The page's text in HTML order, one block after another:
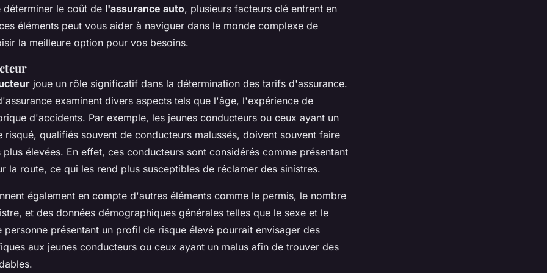
le coût de l'assurance auto, plusieurs facteurs clé entrent en
éléments peut vous aider à naviguer dans le monde complexe de
la meilleure option pour vos besoins.
joue un rôle significatif dans la détermination des tarifs d'assurance.
examinent divers aspects tels que l'âge, l'expérience de
d'accidents. Par exemple, les jeunes conducteurs ou ceux ayant un
risqué, qualifiés souvent de conducteurs malussés, doivent souvent faire
élevées. En effet, ces conducteurs sont considérés comme présentant
la route, ce qui les rend plus susceptibles de réclamer des sinistres.
également en compte d'autres éléments comme le permis, le nombre
et des données démographiques générales telles que le sexe et le
personne présentant un profil de risque élevé pourrait envisager des
aux jeunes conducteurs ou ceux ayant un malus afin de trouver des